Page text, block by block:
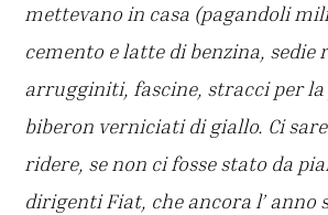
mettevano in casa (pagandoli
cemento e latte di benzina,
arrugginiti, fascine, stracci per la
biberon verniciati di giallo. Ci
ridere, se non ci fosse stato da
dirigenti Fiat, che ancora l’ anno